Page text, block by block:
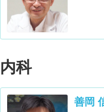
内科
善岡